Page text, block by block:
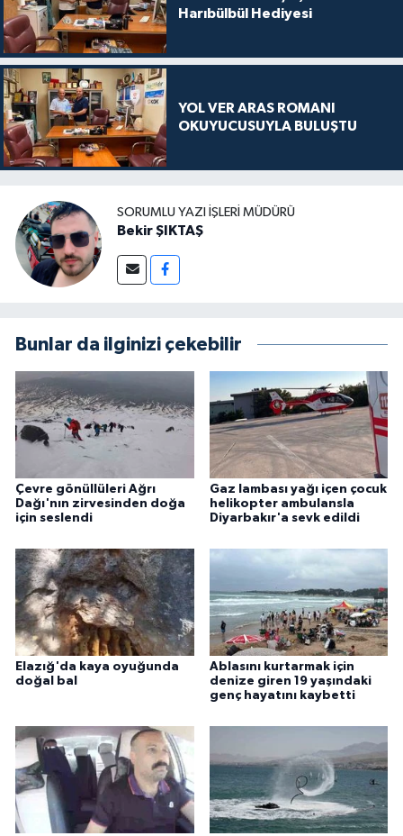
Harıbülbül Hediyesi
YOL VER ARAS ROMANI
OKUYUCUSUYLA BULUŞTU
SORUMLU YAZI İŞLERI MÜDÜRÜ
Bekir ŞIKTAŞ
Bunlar da ilginizi çekebilir
Çevre gönüllüleri Ağrı
Dağı'nın zirvesinden doğa
için seslendi
Gaz lambası yağı içen çocuk
helikopter ambulansla
Diyarbakır'a sevk edildi
Elazığ'da kaya oyuğunda
doğal bal
Ablasını kurtarmak için
denize giren 19 yaşındaki
genç hayatını kaybetti